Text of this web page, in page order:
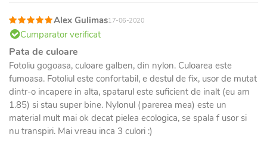
Alex Gulimas17-06-2020
Cumparator verificat
Pata de culoare
Fotoliu gogoasa, culoare galben, din nylon. Culoarea este
fumoasa. Fotoliul este confortabil, e destul de fix, usor de mutat
dintr-o incapere in alta, spatarul este suficient de inalt (eu am
1.85) si stau super bine. Nylonul (parerea mea) este un
material mult mai ok decat pielea ecologica, se spala f usor si
nu transpiri. Mai vreau inca 3 culori :)